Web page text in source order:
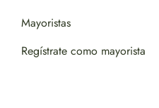
Mayoristas
Regístrate como mayorista